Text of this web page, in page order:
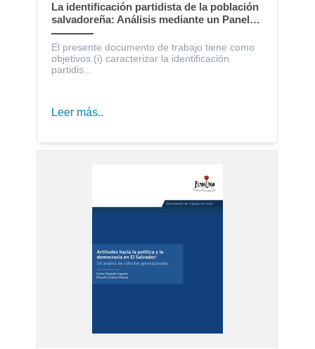
La identificación partidista de la población
salvadoreña: Análisis mediante un Panel
Electoral
El presente documento de trabajo tiene como
objetivos (i) caracterizar la identificación
partidis...
Leer más..